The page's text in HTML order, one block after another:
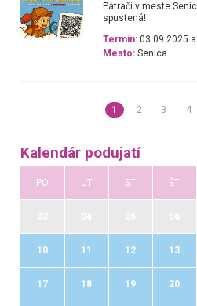
Pátrači v meste
spustená!
Termín: 03.09.2025
Mesto: Senica
1 2 3 4
Kalendár podujatí
PO UT ST ŠT
10 11 12 13
17 18 19 20